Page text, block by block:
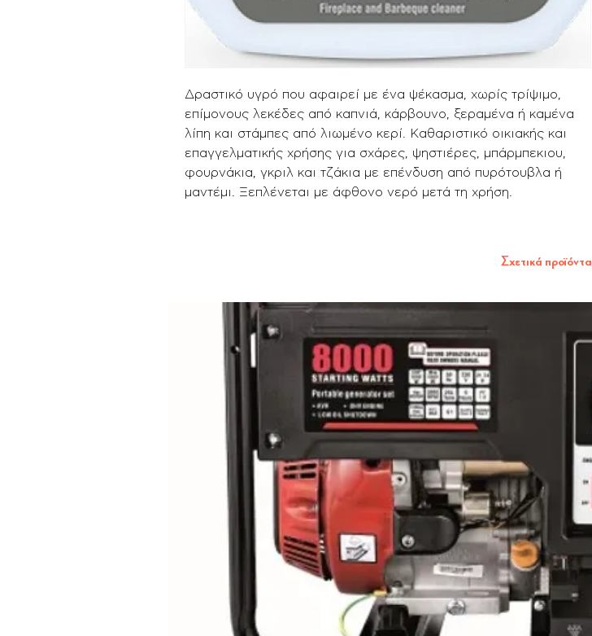
Δραστικό υγρό που αφαιρεί με ένα ψέκασμα, χωρίς τρίψιμο,
επίμονους λεκέδες από καπνιά, κάρβουνο, ξεραμένα ή καμένα
λίπη και στάμπες από λιωμένο κερί. Καθαριστικό οικιακής και
επαγγελματικής χρήσης για σχάρες, ψηστιέρες, μπάρμπεκιου,
φουρνάκια, γκριλ και τζάκια με επένδυση από πυρότουβλα ή
μαντέμι. Ξεπλένεται με άφθονο νερό μετά τη χρήση.
Σχετικά προϊόντα